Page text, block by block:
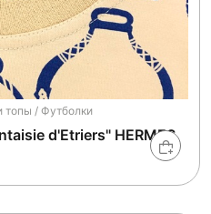
топы / Футболки
d'Etriers" HERMES